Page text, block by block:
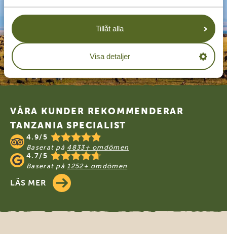
Tillåt alla
Visa detaljer
Footer
VÅRA KUNDER REKOMMENDERAR
TANZANIA SPECIALIST
4.9/5
Baserat på 4833+ omdömen
4.7/5
Baserat på 1252+ omdömen
LÄS MER